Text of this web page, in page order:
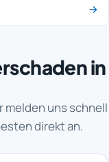
in
melden uns schnell
direkt an.